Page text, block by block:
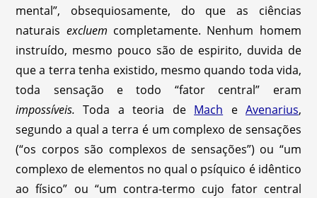
mental”, obsequiosamente, do que as ciências
naturais excluem completamente. Nenhum homem
instruído, mesmo pouco são de espirito, duvida de
que a terra tenha existido, mesmo quando toda vida,
toda sensação e todo “fator central” eram
impossíveis. Toda a teoria de Mach e Avenarius,
segundo a qual a terra é um complexo de sensações
(“os corpos são complexos de sensações”) ou “um
complexo de elementos no qual o psíquico é idêntico
ao físico” ou “um contra-termo cujo fator central